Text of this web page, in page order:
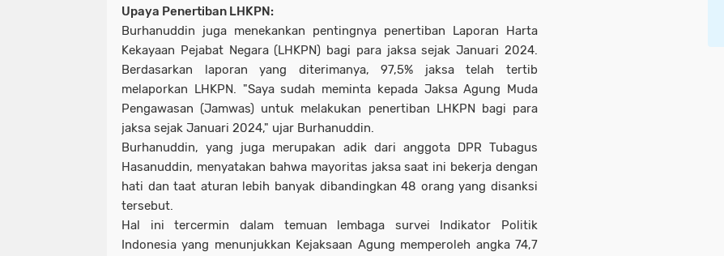
Upaya Penertiban LHKPN:
Burhanuddin juga menekankan pentingnya penertiban Laporan Harta
Kekayaan Pejabat Negara (LHKPN) bagi para jaksa sejak Januari 2024.
Berdasarkan laporan yang diterimanya, 97,5% jaksa telah tertib
melaporkan LHKPN. "Saya sudah meminta kepada Jaksa Agung Muda
Pengawasan (Jamwas) untuk melakukan penertiban LHKPN bagi para
jaksa sejak Januari 2024," ujar Burhanuddin.
Burhanuddin, yang juga merupakan adik dari anggota DPR Tubagus
Hasanuddin, menyatakan bahwa mayoritas jaksa saat ini bekerja dengan
hati dan taat aturan lebih banyak dibandingkan 48 orang yang disanksi
tersebut.
Hal ini tercermin dalam temuan lembaga survei Indikator Politik
Indonesia yang menunjukkan Kejaksaan Agung memperoleh angka 74,7